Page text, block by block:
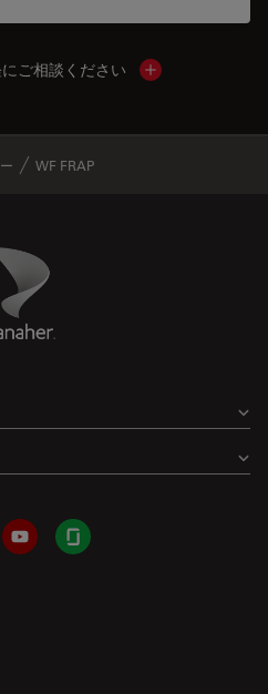
ご相談ください Show local
WF FRAP
Logo
YouTubeGlassdoor